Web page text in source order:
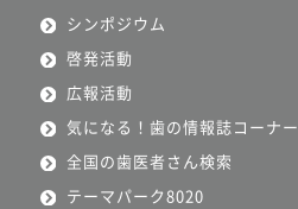
シンポジウム
啓発活動
広報活動
気になる！歯の情報誌コーナー
全国の歯医者さん検索
テーマパーク8020